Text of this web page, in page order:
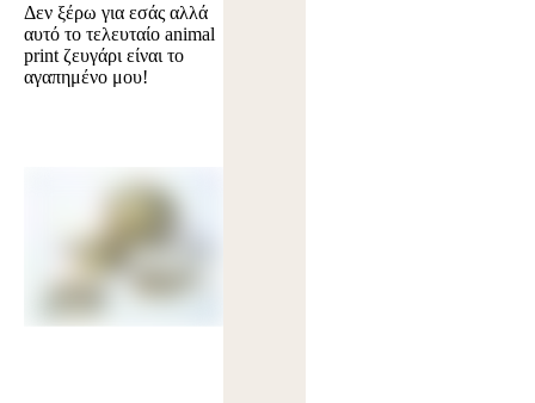
Δεν ξέρω για εσάς αλλά
αυτό το τελευταίο animal
print ζευγάρι είναι το
αγαπημένο μου!